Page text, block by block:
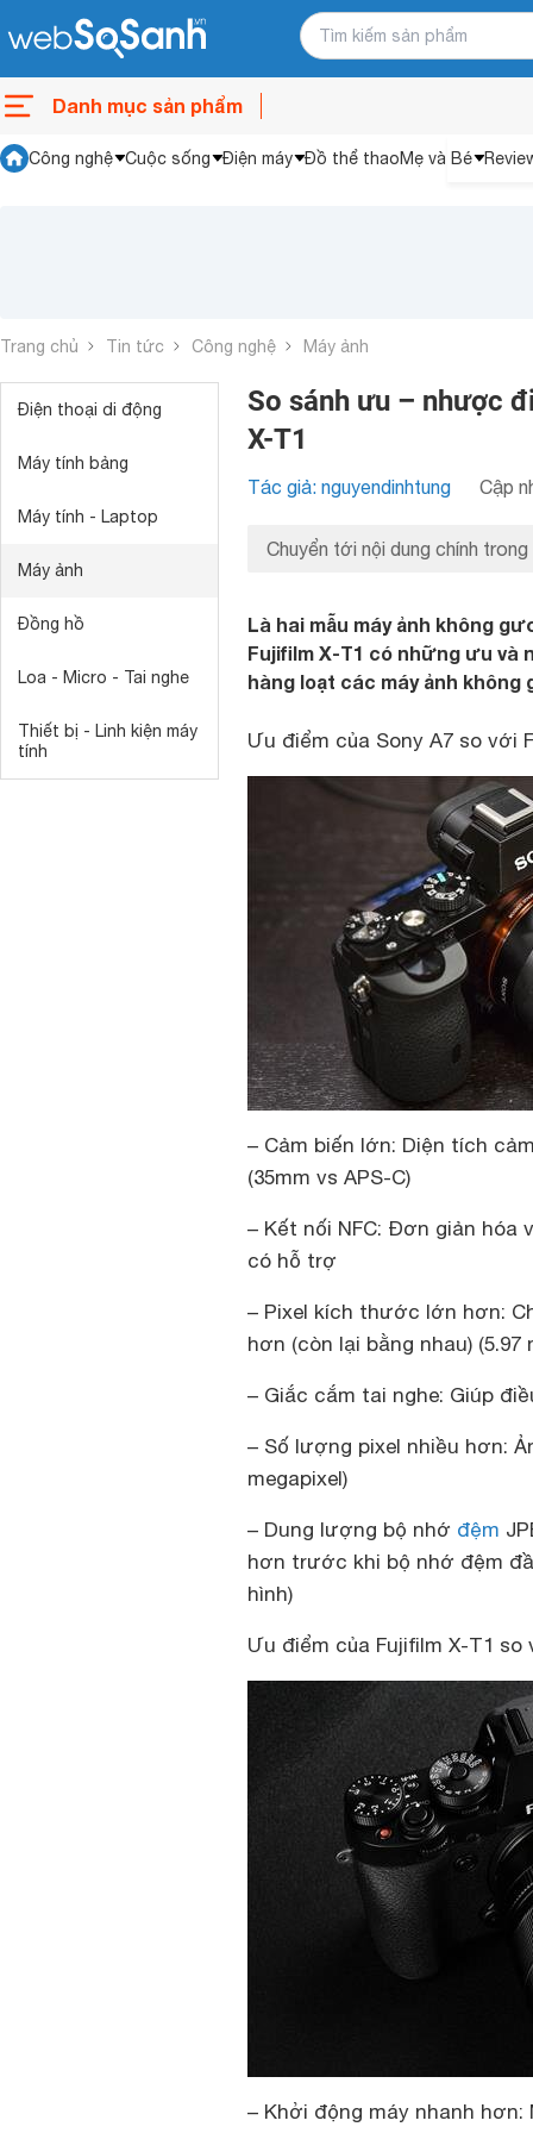
Danh mục sản phẩm
Công nghệ Cuộc sống Điện máy Đồ thể thaoMẹ và Bé
Trang chủ Tin tức Công nghệ Máy ảnh
Điện thoại di động
Máy tính bảng
Máy tính - Laptop
Máy ảnh
Đồng hồ
Loa - Micro - Tai nghe
Thiết bị - Linh kiện máy
tính
So sánh ưu – nhược
X-T1
Tác giả: nguyendinhtung Cập
Chuyển tới nội dung chính trong
Là hai mẫu máy ảnh không
Fujifilm X-T1 có những ưu
hàng loạt các máy ảnh
Ưu điểm của Sony A7 so với
– Cảm biến lớn: Diện tích
(35mm vs APS-C)
– Kết nối NFC: Đơn giản hóa
có hỗ trợ
– Pixel kích thước lớn hơn:
hơn (còn lại bằng nhau) (5.97
– Giắc cắm tai nghe: Giúp
– Số lượng pixel nhiều hơn:
megapixel)
– Dung lượng bộ nhớ đệm
hơn trước khi bộ nhớ đệm
hình)
Ưu điểm của Fujifilm X-T1 so
– Khởi động máy nhanh